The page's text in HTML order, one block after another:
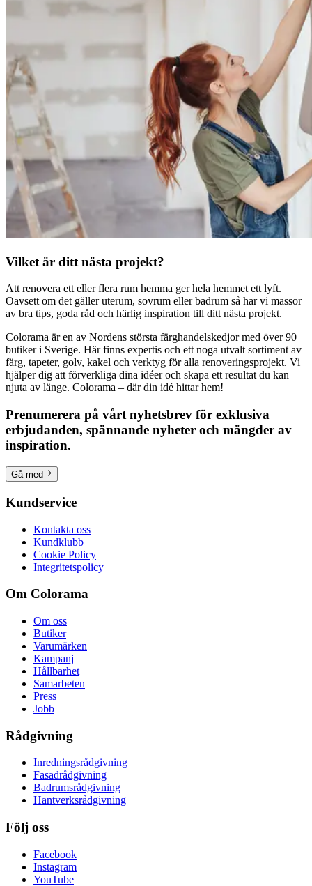
Vilket är ditt nästa projekt?
Att renovera ett eller flera rum hemma ger hela hemmet ett lyft.
Oavsett om det gäller uterum, sovrum eller badrum så har vi massor
av bra tips, goda råd och härlig inspiration till ditt nästa projekt.
Colorama är en av Nordens största färghandelskedjor med över 90
butiker i Sverige. Här finns expertis och ett noga utvalt sortiment av
färg, tapeter, golv, kakel och verktyg för alla renoveringsprojekt. Vi
hjälper dig att förverkliga dina idéer och skapa ett resultat du kan
njuta av länge. Colorama – där din idé hittar hem!
Prenumerera på vårt nyhetsbrev för exklusiva
erbjudanden, spännande nyheter och mängder av
inspiration.
Gå med
Kundservice
Kontakta oss
Kundklubb
Cookie Policy
Integritetspolicy
Om Colorama
Om oss
Butiker
Varumärken
Kampanj
Hållbarhet
Samarbeten
Press
Jobb
Rådgivning
Inredningsrådgivning
Fasadrådgivning
Badrumsrådgivning
Hantverksrådgivning
Följ oss
Facebook
Instagram
YouTube